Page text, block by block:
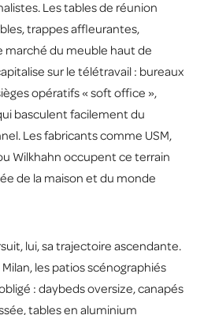
Les tables de réunion
trappes affleurantes,
marché du meuble haut de
sur le télétravail : bureaux
opératifs « soft office »,
basculent facilement du
Les fabricants comme USM,
Wilkhahn occupent ce terrain
de la maison et du monde
lui, sa trajectoire ascendante.
les patios scénographiés
: daybeds oversize, canapés
tables en aluminium